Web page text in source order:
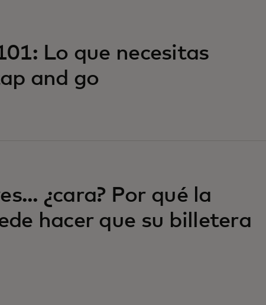
Lo que necesitas
and go
¿cara? Por qué la
hacer que su billetera